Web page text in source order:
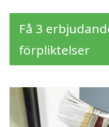
Få 3
förpliktelser